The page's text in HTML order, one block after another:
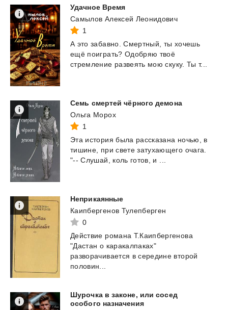
Удачное Время
Самылов Алексей Леонидович
1
А это забавно. Смертный, ты хочешь
ещё поиграть? Одобряю твоё
стремление развеять мою скуку. Ты т...
Семь смертей чёрного демона
Ольга Морох
1
Эта история была рассказана ночью,
в
тишине,
при свете затухающего очага.
"-- Слушай, коль готов, и
Неприкаянные
Каипбергенов Тулепберген
0
Действие романа Т.Каипбергенова
"Дастан о каракалпаках"
разворачивается в середине второй
половин...
Шурочка в законе, или сосед
особого назначения